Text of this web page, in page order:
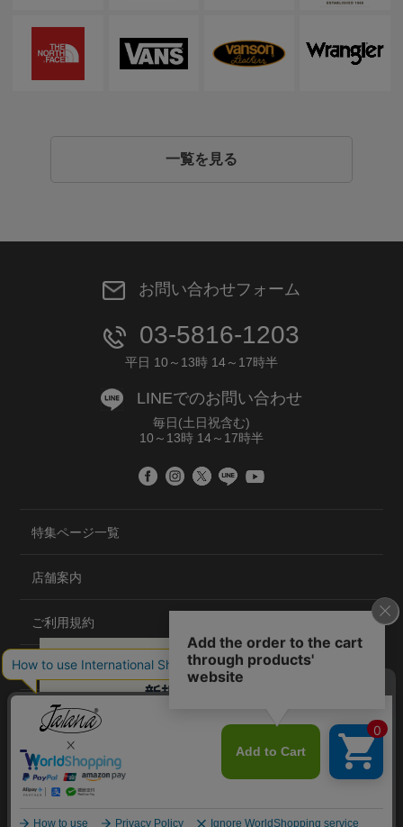
一覧を見る
お問い合わせフォーム
03-5816-1203
平日 10～13時 14～17時半
LINEでのお問い合わせ
毎日(土日祝含む)
10～13時 14～17時半
特集ページ一覧
店舗案内
ご利用規約
プライバシーポリシー
特定商取引法について
会社概要
©2020 TRANS GLOBAL CO.,LTD.